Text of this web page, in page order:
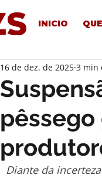
INICIO
16 de dez. de 2025 3 min
Diante da